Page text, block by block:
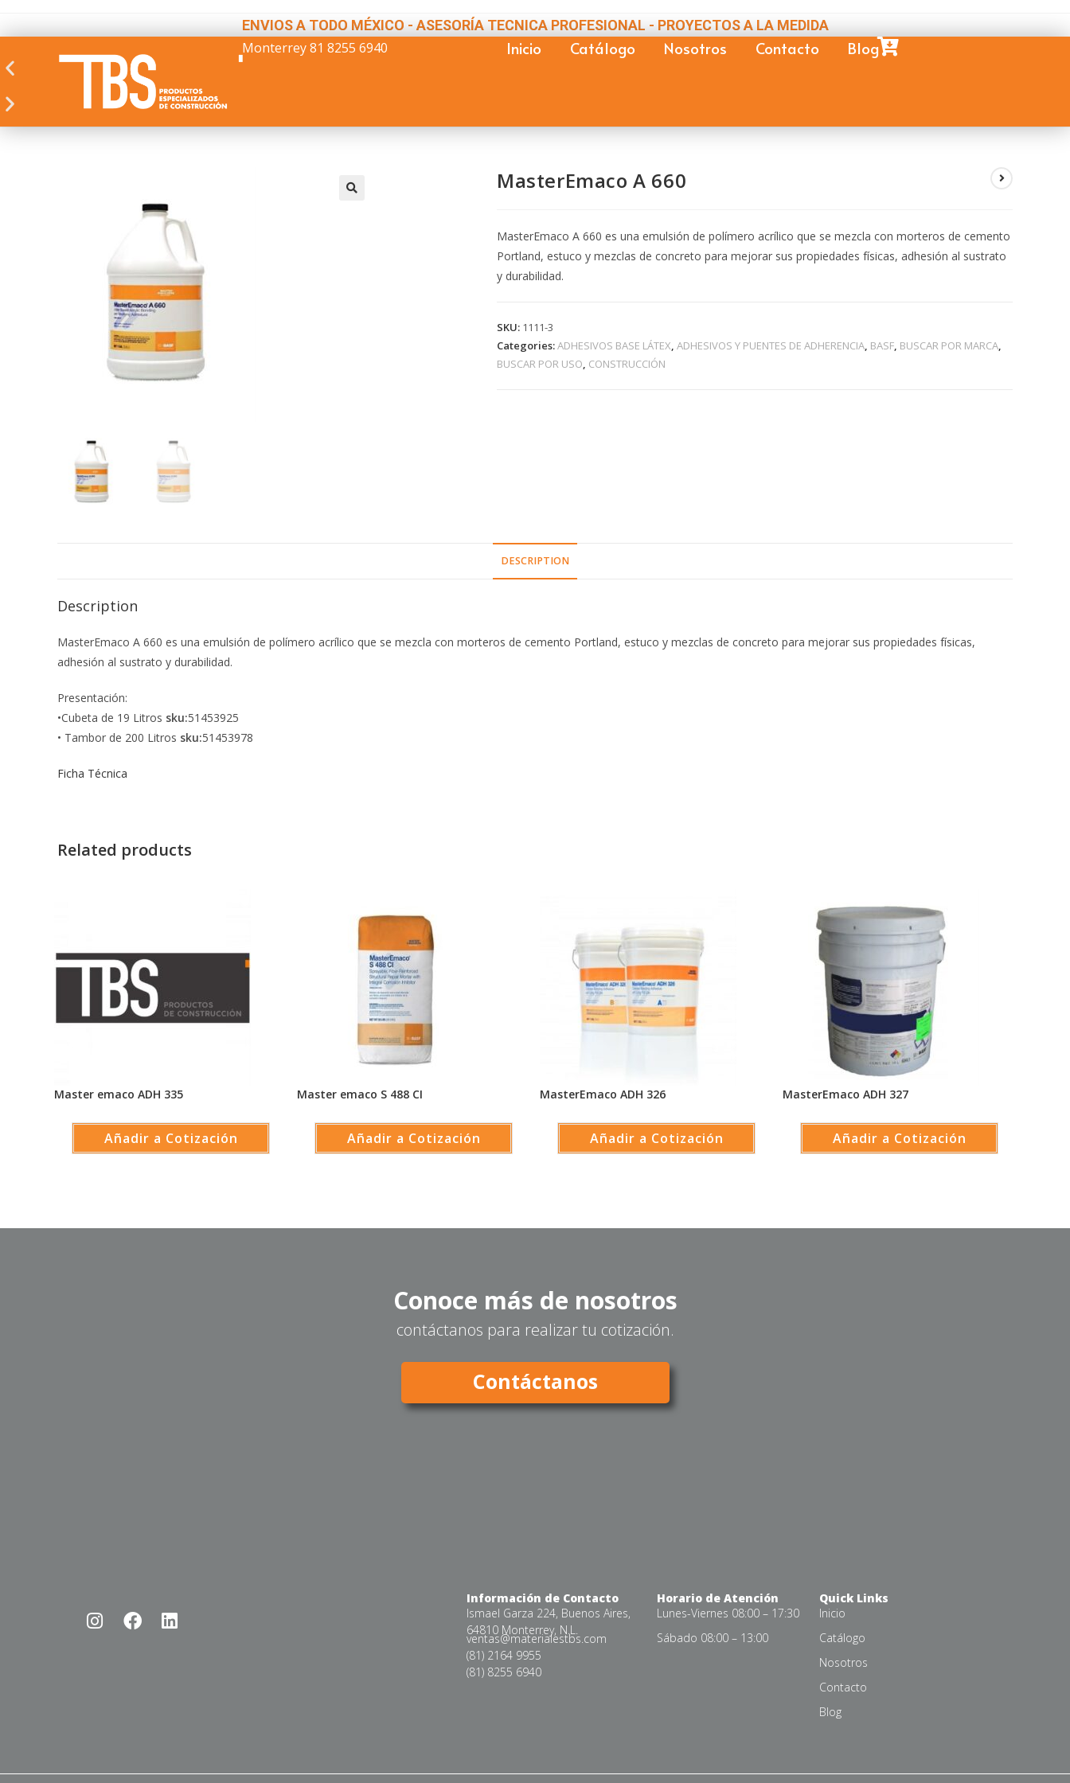
ENVIOS A TODO MÉXICO - ASESORÍA TECNICA PROFESIONAL - PROYECTOS A LA MEDIDA
Monterrey 81 8255 6940 Inicio Catálogo Nosotros Contacto Blog
MasterEmaco A 660
MasterEmaco A 660 es una emulsión de polímero acrílico que se mezcla con morteros de cemento
Portland, estuco y mezclas de concreto para mejorar sus propiedades físicas, adhesión al sustrato
y durabilidad.
SKU: 1111-3
Categories:ADHESIVOS BASE LÁTEX, ADHESIVOS Y PUENTES DE ADHERENCIA, BASF, BUSCAR POR MARCA,
BUSCAR POR USO, CONSTRUCCIÓN
DESCRIPTION
Description
MasterEmaco A 660 es una emulsión de polímero acrílico que se mezcla con morteros de cemento Portland, estuco y mezclas de concreto para mejorar sus propiedades físicas,
adhesión al sustrato y durabilidad.
Presentación:
•Cubeta de 19 Litros sku:51453925
• Tambor de 200 Litros sku:51453978
Ficha Técnica
Related products
Master emaco ADH 335
Añadir a Cotización
Master emaco S 488 CI
Añadir a Cotización
MasterEmaco ADH 326
Añadir a Cotización
MasterEmaco ADH 327
Añadir a Cotización
Conoce más de nosotros
contáctanos para realizar tu cotización.
Contáctanos
Información de Contacto
Ismael Garza 224, Buenos Aires,
64810 Monterrey, N.L.
ventas@materialestbs.com
(81) 2164 9955
(81) 8255 6940
Horario de Atención
Lunes-Viernes 08:00 – 17:30
Sábado 08:00 – 13:00
Quick Links
Inicio
Catálogo
Nosotros
Contacto
Blog